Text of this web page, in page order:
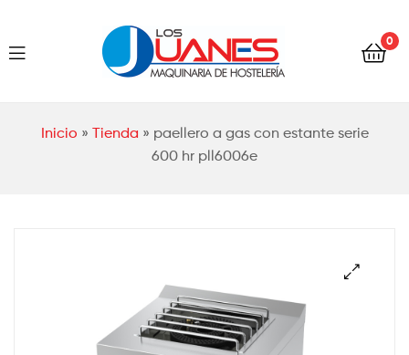
Los
0
Inicio » Tienda » paellero a gas con estante serie
600 hr pll6006e
Los